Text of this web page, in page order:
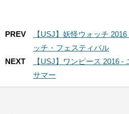
PREV
【USJ】妖怪ウォッチ
ッチ・フェスティバル
NEXT
【USJ】ワンピース 2016 -
サマー